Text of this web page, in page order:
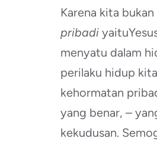
Karena kita
pribadi
menyatu dalam
perilaku hidup
kehormatan
yang benar, –
kekudusan.